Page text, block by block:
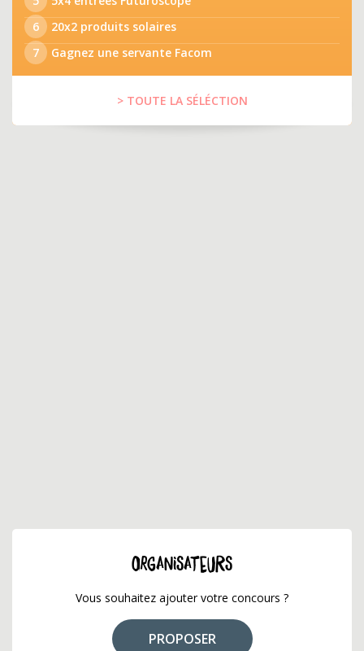
6
20x2 produits solaires
7
Gagnez une servante Facom
> TOUTE LA SÉLÉCTION
ORGANISATEURS
Vous souhaitez ajouter votre concours ?
PROPOSER